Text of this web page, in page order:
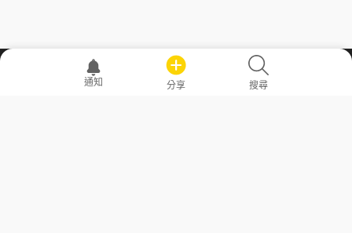
職場透明化運動
通知 分享 搜尋